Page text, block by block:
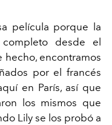
película porque la
desde el
hecho, encontramos
por el francés
en París, así que
los mismos que
Lily se los probó a